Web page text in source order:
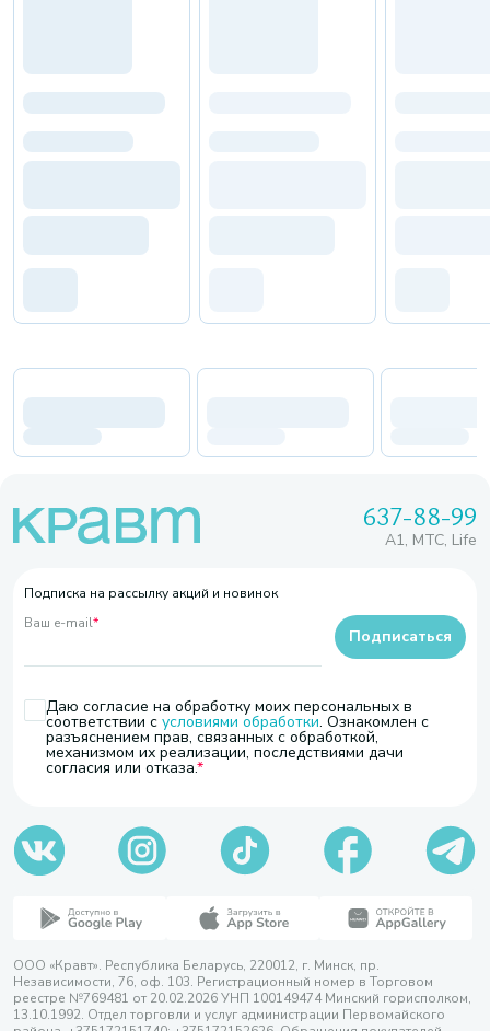
637-88-99
A1, МТС, Life
Подписка на рассылку акций и новинок
Ваш e-mail*
Даю согласие на обработку моих персональных в
соответствии с условиями обработки. Ознакомлен с
разъяснением прав, связанных с обработкой,
механизмом их реализации, последствиями дачи
согласия или отказа.
Подписаться
ООО «Кравт». Республика Беларусь, 220012, г. Минск, пр.
Независимости, 76, оф. 103. Регистрационный номер в Торговом
реестре №769481 от 20.02.2026 УНП 100149474 Минский горисполком,
13.10.1992. Отдел торговли и услуг администрации Первомайского